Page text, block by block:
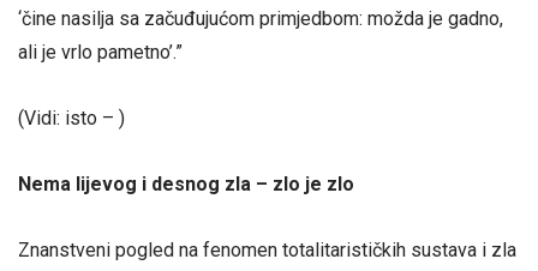
‘čine nasilja sa začuđujućom primjedbom: možda je gadno,
ali je vrlo pametno’.”
(Vidi: isto – )
Nema lijevog i desnog zla – zlo je zlo
Znanstveni pogled na fenomen totalitarističkih sustava i zla